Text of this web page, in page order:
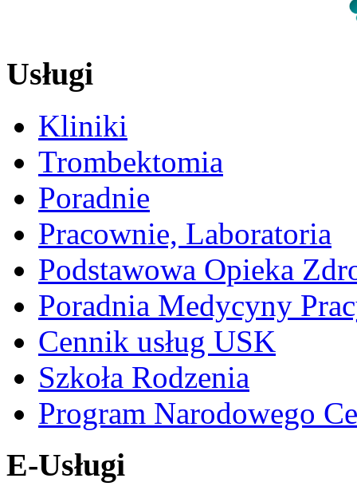
Usługi
Kliniki
Trombektomia
Poradnie
Pracownie, Laboratoria
Podstawowa Opieka
Poradnia Medycyny
Cennik usług USK
Szkoła Rodzenia
Program Narodowego
E-Usługi